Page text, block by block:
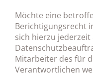
Möchte eine
Berichtigungsrecht
sich hierzu jederzeit
Mitarbeiter des für
Verantwortlichen